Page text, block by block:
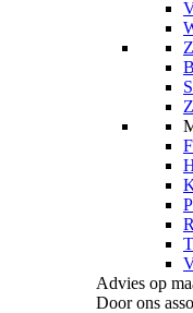
Advies op
Door ons